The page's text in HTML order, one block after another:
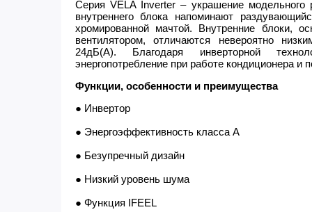
Серия VELA Inverter – украшение модельного
внутреннего блока напоминают
хромированной мачтой. Внутренние блоки,
вентилятором, отличаются невероятно
24дБ(А). Благодаря инверторной
энергопотребление при работе кондиционера и
Функции, особенности и преимущества
● Инвертор
● Энергоэффективность класса А
● Безупречный дизайн
● Низкий уровень шума
● Функция IFEEL